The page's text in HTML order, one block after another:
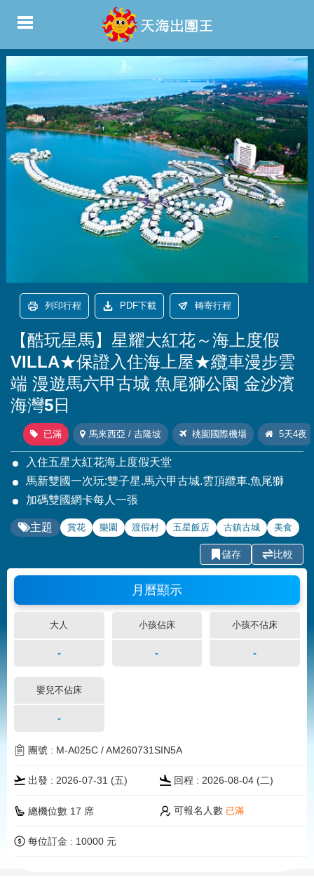
列印行程 PDF下載 轉寄行程
【酷玩星馬】星耀大紅花～海上度假
VILLA★保證入住海上屋★纜車漫步雲
端 漫遊馬六甲古城 魚尾獅公園 金沙濱
海灣5日
已滿 馬來西亞 / 吉隆坡 桃園國際機場 5天4夜
入住五星大紅花海上度假天堂
馬新雙國一次玩:雙子星.馬六甲古城.雲頂纜車.魚尾獅
加碼雙國網卡每人一張
主題 賞花 樂園 渡假村 五星飯店 古鎮古城 美食
儲存 比較
月曆顯示
大人 小孩佔床 小孩不佔床
- - -
嬰兒不佔床
-
團號 : M-A025C / AM260731SIN5A
出發 : 2026-07-31 (五) 回程 : 2026-08-04 (二)
總機位數 17 席 可報名人數 已滿
每位訂金 : 10000 元